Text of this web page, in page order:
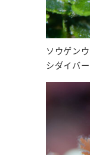
ソウゲン
シダイバ